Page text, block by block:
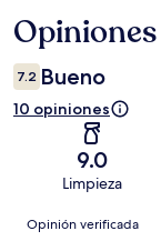
Opiniones
7.2 Bueno
10 opiniones
9.0
Limpieza
Opiniones
Opinión verificada